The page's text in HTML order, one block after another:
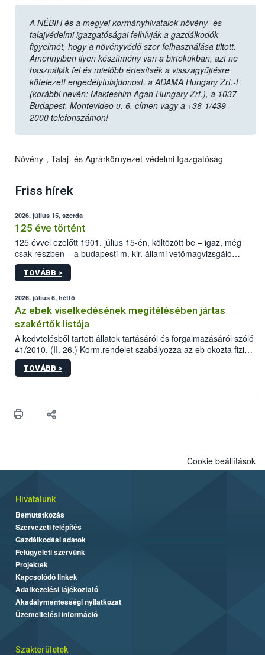
A NÉBIH és a megyei kormányhivatalok növény- és
talajvédelmi igazgatóságai felhívják a gazdálkodók
figyelmét, hogy a növényvédő szer felhasználása tiltott.
Amennyiben ilyen készítmény van a birtokukban, azt ne
használják fel és mielőbb értesítsék a visszagyűjtésre
kötelezett engedélytulajdonost, a ADAMA Hungary Zrt.-t
(korábbi nevén: Makteshim Agan Hungary Zrt.), a 1037
Budapest, Montevideo u. 6. címen vagy a +36-1/439-
2000 telefonszámon!
Növény-, Talaj- és Agrárkörnyezet-védelmi Igazgatóság
Friss hírek
2026. július 15, szerda
125 éve történt
125 évvel ezelőtt 1901. július 15-én, költözött be – igaz, még
csak részben – a budapesti m. kir. állami vetőmagvizsgáló
állomás a Kis Rókus utca 15. szám alatti, Czigler Győző által
tervezett új épületébe.
TOVÁBB >
2026. július 6, hétfő
Az ebek viselkedésének megítélésében jártas
szakértők listája
A kedvtelésből tartott állatok tartásáról és forgalmazásáról szóló
41/2010. (II. 26.) Korm.rendelet szabályozza az eb okozta fizikai
sérülés, illetve ennek veszélye keletkezésekor felmerülő
hatósági feladatokat, valamint a veszélyes eb tartását és annak
vonni az ebek viselkedésének megítélésében jártas szakértőt.
TOVÁBB >
Cookie beállítások
Hivatalunk
Bemutatkozás
Szervezeti felépítés
Gazdálkodási adatok
Felügyeleti szervünk
Projektek
Kapcsolódó linkek
Adatkezelési tájékoztató
Akadálymentességi nyilatkozat
Üzemeltetési információ
Szakterületek